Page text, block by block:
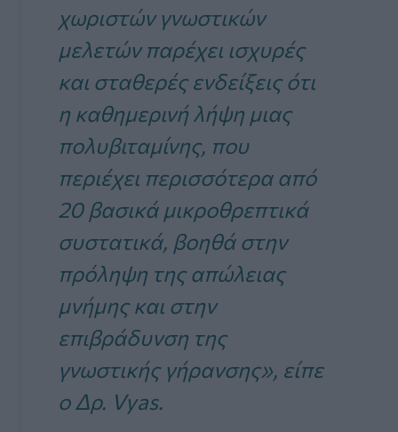
χωριστών γνωστικών
μελετών παρέχει ισχυρές
και σταθερές ενδείξεις ότι
η καθημερινή λήψη μιας
πολυβιταμίνης, που
περιέχει περισσότερα από
20 βασικά μικροθρεπτικά
συστατικά, βοηθά στην
πρόληψη της απώλειας
μνήμης και στην
επιβράδυνση της
γνωστικής γήρανσης», είπε
ο Δρ. Vyas.